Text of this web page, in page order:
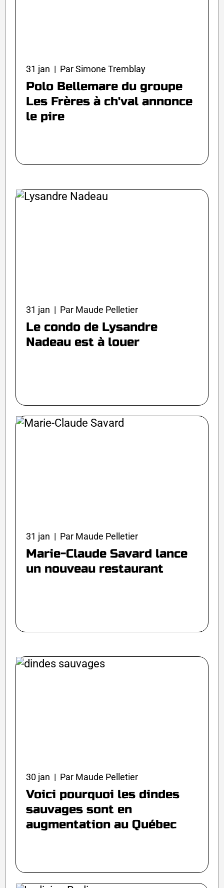
31 jan | Par Simone Tremblay
Polo Bellemare du groupe
Les Frères à ch'val annonce
le pire
31 jan | Par Maude Pelletier
Le condo de Lysandre
Nadeau est à louer
31 jan | Par Maude Pelletier
Marie-Claude Savard lance
un nouveau restaurant
30 jan | Par Maude Pelletier
Voici pourquoi les dindes
sauvages sont en
augmentation au Québec